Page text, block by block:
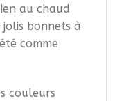
au chaud
bonnets à
comme
couleurs